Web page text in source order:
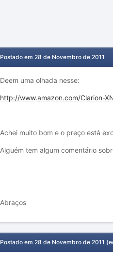
Postado em 28 de Novembro de 2011
Deem uma olhada nesse:
http://www.amazon.com/Clarion-
Achei muito bom e o preço está
Alguém tem algum comentário
Abraços
Postado em 28 de Novembro de 2011